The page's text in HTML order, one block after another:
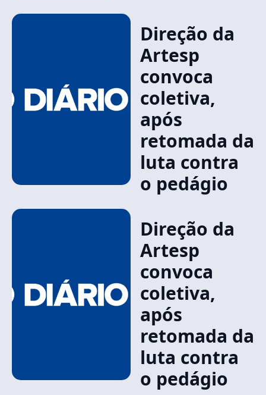
Direção da
Artesp
convoca
coletiva,
após
retomada da
luta contra
o pedágio
Direção da
Artesp
convoca
coletiva,
após
retomada da
luta contra
o pedágio